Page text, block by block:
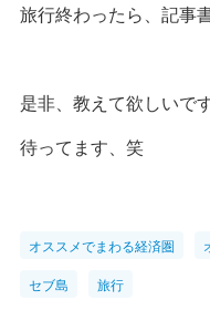
旅行終わったら、記事
是非、教えて欲しいで
待ってます、笑
オススメでまわる経済圏
セブ島 旅行